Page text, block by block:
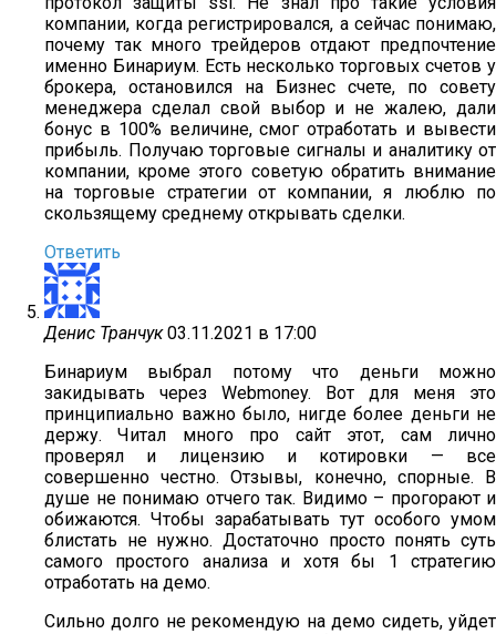
компании, когда регистрировался, а сейчас понимаю,
почему так много трейдеров отдают предпочтение
именно Бинариум. Есть несколько торговых счетов у
брокера, остановился на Бизнес счете, по совету
менеджера сделал свой выбор и не жалею, дали
бонус в 100% величине, смог отработать и вывести
прибыль. Получаю торговые сигналы и аналитику от
компании, кроме этого советую обратить внимание
на торговые стратегии от компании, я люблю по
скользящему среднему открывать сделки.
Ответить
Денис Транчук 03.11.2021 в 17:00
Бинариум выбрал потому что деньги можно
закидывать через Webmoney. Вот для меня это
принципиально важно было, нигде более деньги не
держу. Читал много про сайт этот, сам лично
проверял и лицензию и котировки — все
совершенно честно. Отзывы, конечно, спорные. В
душе не понимаю отчего так. Видимо – прогорают и
обижаются. Чтобы зарабатывать тут особого умом
блистать не нужно. Достаточно просто понять суть
самого простого анализа и хотя бы 1 стратегию
отработать на демо.
Сильно долго не рекомендую на демо сидеть, уйдет